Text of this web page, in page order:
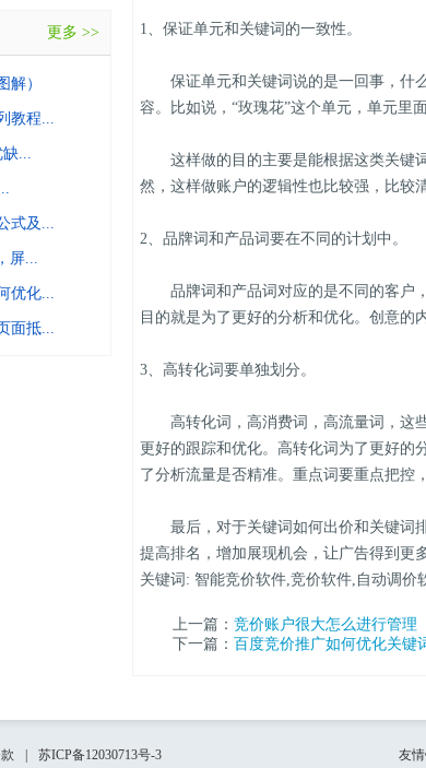
1、保证单元和关键词的一致性。
保证单元和关键词说的是一回事，什么
容。比如说，“玫瑰花”这个单元，单元里
这样做的目的主要是能根据这类关键词
然，这样做账户的逻辑性也比较强，比较清
2、品牌词和产品词要在不同的计划中。
品牌词和产品词对应的是不同的客户，
目的就是为了更好的分析和优化。创意的
3、高转化词要单独划分。
高转化词，高消费词，高流量词，这些
更好的跟踪和优化。高转化词为了更好的
了分析流量是否精准。重点词要重点把控
最后，对于关键词如何出价和关键词排
提高排名，增加展现机会，让广告得到更
关键词: 智能竞价软件,竞价软件,自动调价
上一篇： 竞价账户很大怎么进行管理
下一篇： 百度竞价推广如何优化关键
更多 >>
解）
教程...
缺...
式及...
屏...
优化...
面抵...
苏ICP备12030713号-3 友